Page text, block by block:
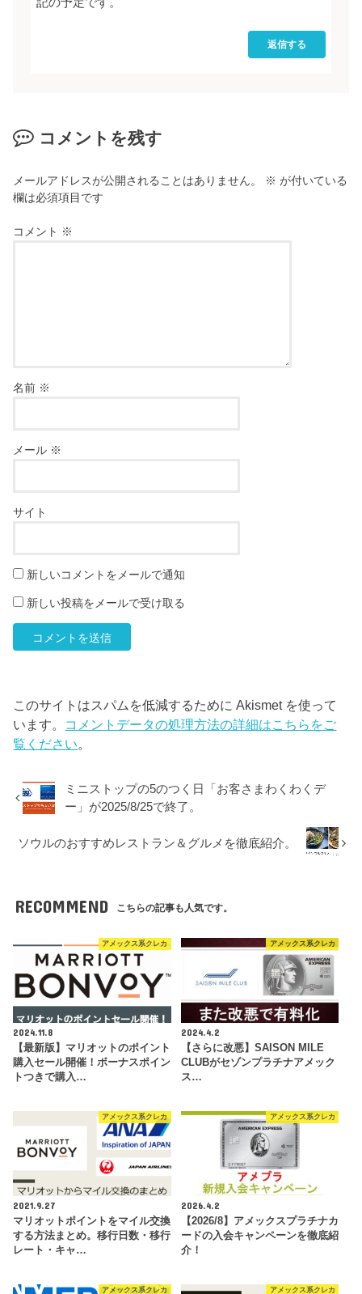
記の予定です。
返信する
コメントを残す
メールアドレスが公開されることはありません。 ※ が付いている
欄は必須項目です
コメント ※
名前 ※
メール ※
サイト
新しいコメントをメールで通知
新しい投稿をメールで受け取る
このサイトはスパムを低減するために Akismet を使って
います。 コメントデータの処理方法の詳細はこちらをご
覧ください。
ミニストップの5のつく日「お客さまわくわくデ
ー」が2025/8/25で終了。
ソウルのおすすめレストラン＆グルメを徹底紹介。
RECOMMEND こちらの記事も人気です。
アメックス系クレカ
2024.11.8
【最新版】マリオットのポイント
購入セール開催！ボーナスポイン
トつきで購入…
アメックス系クレカ
2024.4.2
【さらに改悪】SAISON MILE
CLUBがセゾンプラチナアメック
ス…
アメックス系クレカ
2021.9.27
マリオットポイントをマイル交換
する方法まとめ。移行日数・移行
レート・キャ…
アメックス系クレカ
2026.4.2
【2026/8】アメックスプラチナカ
ードの入会キャンペーンを徹底紹
介！
アメックス系クレカ アメックス系クレカ